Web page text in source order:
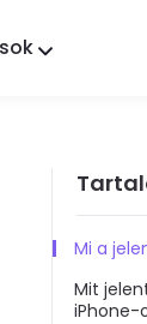
Mi a
Mit
iPhone-